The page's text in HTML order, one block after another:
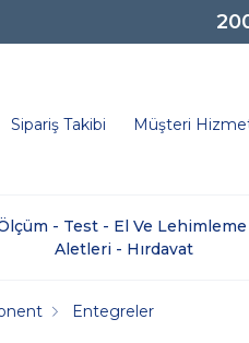
Sipariş Takibi Müşteri
- Test - El Ve Lehimleme
Aletleri - Hırdavat
Entegreler